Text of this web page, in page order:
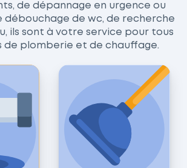
de dépannage en urgence ou
débouchage de wc, de recherche
ils sont à votre service pour tous
de plomberie et de chauffage.